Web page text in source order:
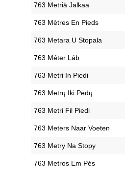
‎763 Metriä Jalkaa
‎763 Mètres En Pieds
‎763 Metara U Stopala
‎763 Méter Láb
‎763 Metri In Piedi
‎763 Metrų Iki Pėdų
‎763 Metri Fil Piedi
‎763 Meters Naar Voeten
‎763 Metry Na Stopy
‎763 Metros Em Pés